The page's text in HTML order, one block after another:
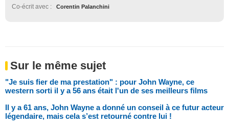
Co-écrit avec : Corentin Palanchini
Sur le même sujet
"Je suis fier de ma prestation" : pour John Wayne, ce
western sorti il y a 56 ans était l'un de ses meilleurs films
Il y a 61 ans, John Wayne a donné un conseil à ce futur acteur
légendaire, mais cela s’est retourné contre lui !